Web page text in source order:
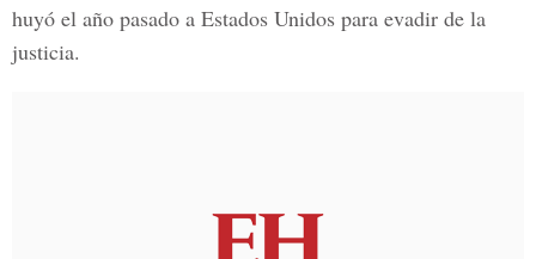
huyó el año pasado a Estados Unidos para evadir de la
justicia.